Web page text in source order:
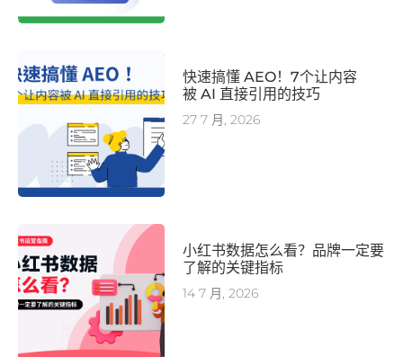
快速搞懂 AEO！7个让内容
被 AI 直接引用的技巧
27 7 月, 2026
小红书数据怎么看？品牌一定要
了解的关键指标
14 7 月, 2026